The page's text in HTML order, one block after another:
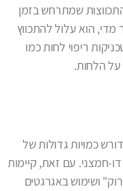
שמתרחש בזמן
הוא עלול להתכווץ
ריפוי לחות כמו
על הלחות.
כמויות גדולות של
חמצני. עם זאת, קיימות
ושימוש באגרגטים